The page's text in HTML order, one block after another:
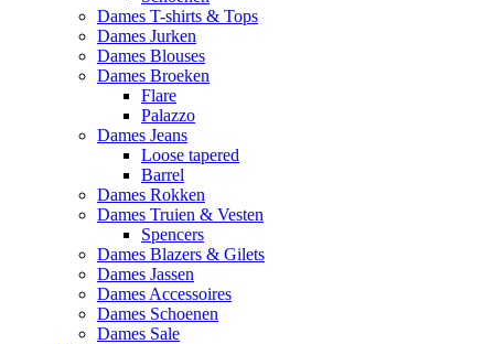
Dames T-shirts & Tops
Dames Jurken
Dames Blouses
Dames Broeken
Flare
Palazzo
Dames Jeans
Loose tapered
Barrel
Dames Rokken
Dames Truien & Vesten
Spencers
Dames Blazers & Gilets
Dames Jassen
Dames Accessoires
Dames Schoenen
Dames Sale